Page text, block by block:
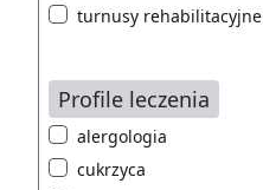
turnusy rehabilitacyjne
Profile leczenia
alergologia
cukrzyca